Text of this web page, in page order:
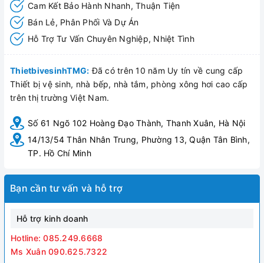
Cam Kết Bảo Hành Nhanh, Thuận Tiện
Bán Lẻ, Phân Phối Và Dự Án
Hỗ Trợ Tư Vấn Chuyên Nghiệp, Nhiệt Tình
ThietbivesinhTMG: Đã có trên 10 năm Uy tín về cung cấp
Thiết bị vệ sinh, nhà bếp, nhà tắm, phòng xông hơi cao cấp
trên thị trường Việt Nam.
Số 61 Ngõ 102 Hoàng Đạo Thành, Thanh Xuân, Hà Nội
14/13/54 Thân Nhân Trung, Phường 13, Quận Tân Bình,
TP. Hồ Chí Minh
Bạn cần tư vấn và hỗ trợ
Hỗ trợ kinh doanh
Hotline: 085.249.6668
Ms Xuân 090.625.7322